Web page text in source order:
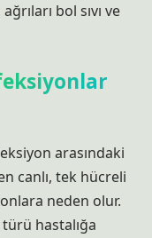
bol sıvı ve
arasındaki
canlı, tek hücreli
neden olur.
hastalığa